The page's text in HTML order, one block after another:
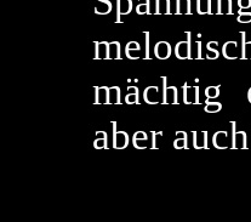
mächtig
aber auch